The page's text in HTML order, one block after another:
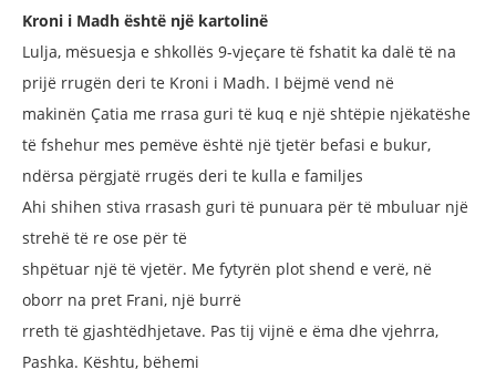
Kroni i Madh është një kartolinë
Lulja, mësuesja e shkollës 9-vjeçare të fshatit ka dalë të na
prijë rrugën deri te Kroni i Madh. I bëjmë vend në
makinën Çatia me rrasa guri të kuq e një shtëpie njëkatëshe
të fshehur mes pemëve është një tjetër befasi e bukur,
ndërsa përgjatë rrugës deri te kulla e familjes
Ahi shihen stiva rrasash guri të punuara për të mbuluar një
strehë të re ose për të
shpëtuar një të vjetër. Me fytyrën plot shend e verë, në
oborr na pret Frani, një burrë
rreth të gjashtëdhjetave. Pas tij vijnë e ëma dhe vjehrra,
Pashka. Kështu, bëhemi